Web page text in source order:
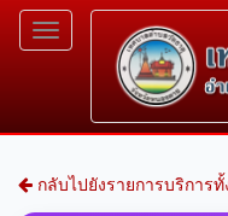
Toggle
navigation
กลับไปยังรายการบริการ